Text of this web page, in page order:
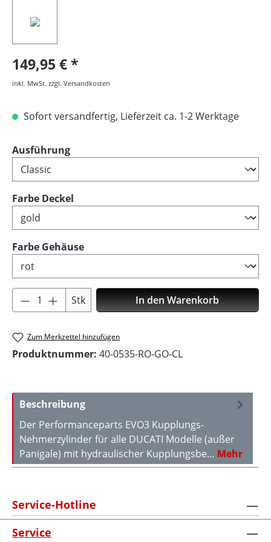
149,95 €
inkl. MwSt. zzgl. Versandkosten
Sofort versandfertig, Lieferzeit ca. 1-2 Werktage
Ausführungauswählen
Farbe Deckel
Farbe Gehäuseauswählen
Produkt Anzahl: Gib den gewünschten
Stk In den Warenkorb
Zum Merkzettel hinzufügen
Produktnummer: 40-0535-RO-GO-CL
Beschreibung
Der Performanceparts EVO3 Kupplungs-
Nehmerzylinder für alle DUCATI Modelle (außer
Panigale) mit hydraulischer Kupplungsbe… Mehr
Service-Hotline
Service